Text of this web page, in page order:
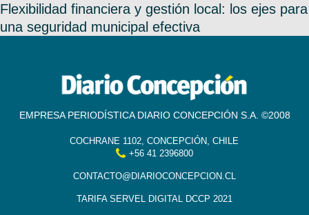
Flexibilidad financiera y gestión local: los ejes para
una seguridad municipal efectiva
EMPRESA PERIODÍSTICA DIARIO CONCEPCIÓN S.A. ©2008
COCHRANE 1102, CONCEPCIÓN, CHILE
+56 41 2396800
CONTACTO@DIARIOCONCEPCION.CL
TARIFA SERVEL DIGITAL DCCP 2021